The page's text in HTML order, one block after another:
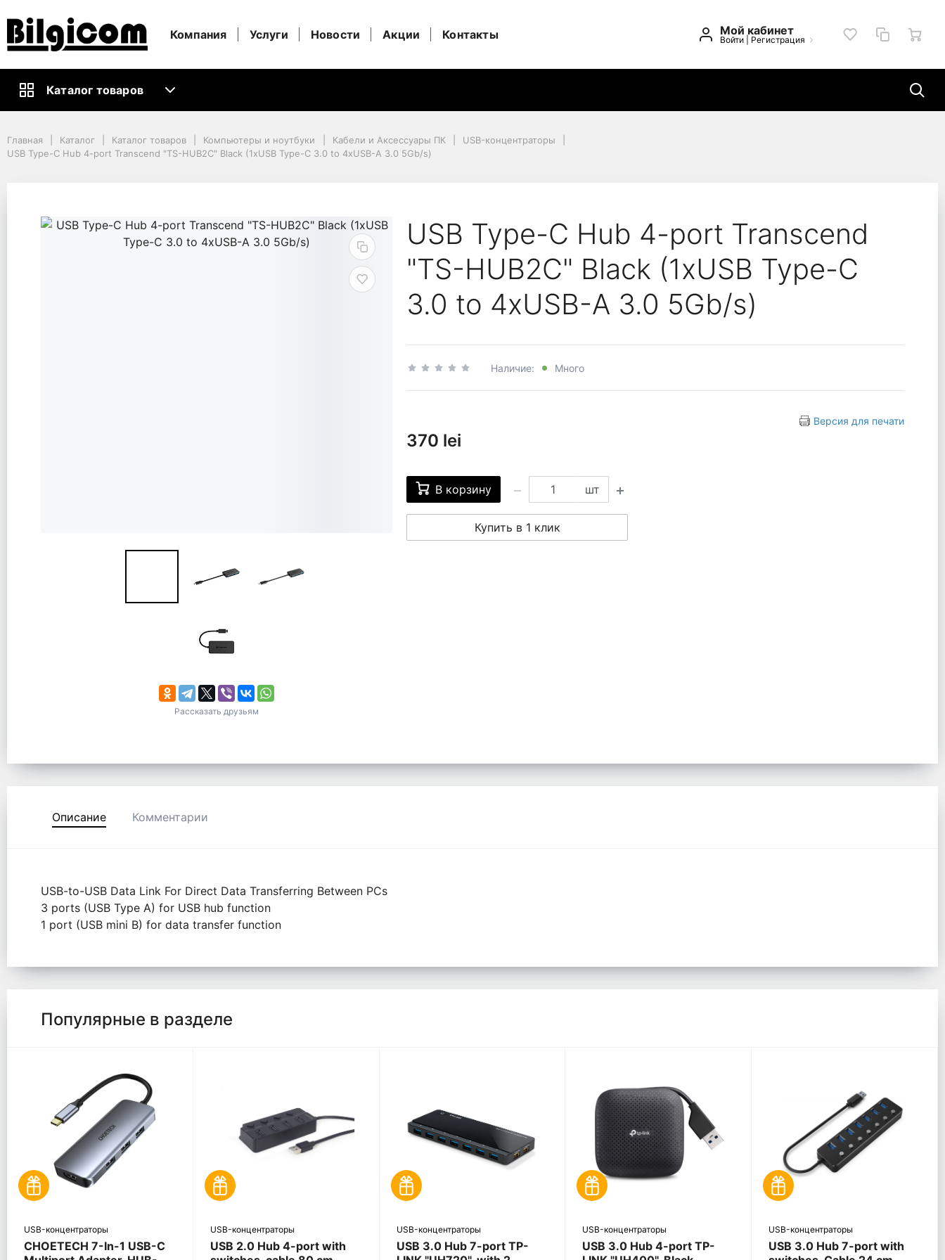
Мой кабинет
Войти| Регистрация
Компания Услуги Новости Акции Контакты
Каталог товаров
Главная
Компьютеры и ноутбуки
Кабели и Аксессуары ПК
USB-концентраторы
Главная Каталог Каталог товаров Компьютеры и ноутбуки Кабели и Аксессуары ПК
USB-концентраторы
USB Type-C Hub 4-port Transcend "TS-HUB2C" Black (1xUSB Type-C 3.0 to 4xUSB-A 3.0 5Gb/s)
Рассказать друзьям
USB Type-C Hub 4-port Transcend
"TS-HUB2C" Black (1xUSB Type-C
3.0 to 4xUSB-A 3.0 5Gb/s)
Наличие: Много
Версия для печати
370 lei
В корзину шт
Купить в 1 клик
Описание Комментарии
USB-to-USB Data Link For Direct Data Transferring Between PCs
3 ports (USB Type A) for USB hub function
1 port (USB mini B) for data transfer function
Популярные в разделе
USB-концентраторы
CHOETECH 7-In-1 USB-C
USB-концентраторы
USB 2.0 Hub 4-port with
USB-концентраторы
USB 3.0 Hub 7-port TP-
USB-концентраторы
USB 3.0 Hub 4-port TP-
USB-концентраторы
USB 3.0 Hub 7-port with